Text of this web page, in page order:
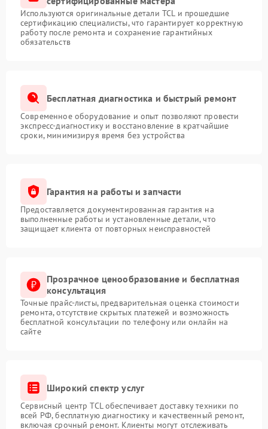
Используются оригинальные детали TCL и прошедшие
сертификацию специалисты, что гарантирует корректную
работу после ремонта и сохранение гарантийных
обязательств
Бесплатная диагностика и быстрый ремонт
Современное оборудование и опыт позволяют провести
экспресс-диагностику и восстановление в кратчайшие
сроки, минимизируя время без устройства
Гарантия на работы и запчасти
Предоставляется документированная гарантия на
выполненные работы и установленные детали, что
защищает клиента от повторных неисправностей
Прозрачное ценообразование и бесплатная
консультация
Точные прайс-листы, предварительная оценка стоимости
ремонта, отсутствие скрытых платежей и возможность
бесплатной консультации по телефону или онлайн на
сайте
Широкий спектр услуг
Сервисный центр TCL обеспечивает доставку техники по
всей РФ, бесплатную диагностику и качественный ремонт,
включая срочный ремонт. Клиенты могут отслеживать